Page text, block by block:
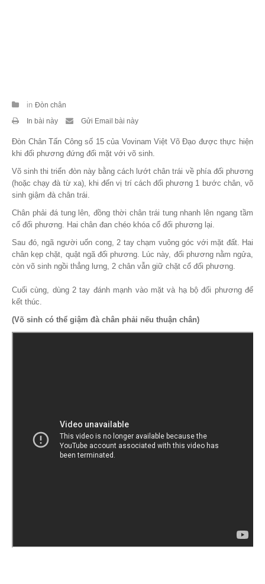
TÀI LIỆU
Khám Phá
in Đòn chân
In bài này
Gửi Email bài này
Đòn Chân Tấn Công số 15của Vovinam Việt Võ Đạo được thực hiện
khi đối phương đứng đối mặt với võ sinh.
Võ sinh thi triển đòn này bằng cách lướt chân trái về phía đối phương
(hoặc chạy đà từ xa), khi đến vị trí cách đối phương 1 bước chân, võ
sinh giậm đà chân trái.
Chân phải đá tung lên, đồng thời chân trái tung nhanh lên ngang tầm
cổ đối phương. Hai chân đan chéo khóa cổ đối phương lại.
Sau đó, ngã người uốn cong, 2 tay chạm vuông góc với mặt đất. Hai
chân kẹp chặt, quật ngã đối phương. Lúc này, đối phương nằm ngửa,
còn võ sinh ngồi thẳng lưng, 2 chân vẫn giữ chặt cổ đối phương.
Cuối cùng, dùng 2 tay đánh mạnh vào mặt và hạ bộ đối phương để
kết thúc.
(Võ sinh có thể giậm đà chân phải nếu thuận chân)